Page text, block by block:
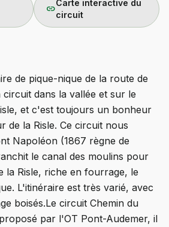
link
Carte interactive du
circuit
de pique-nique de la route de
dans la vallée et sur le
et c'est toujours un bonheur
de la Risle. Ce circuit nous
Napoléon (1867 règne de
le canal des moulins pour
la Risle, riche en fourrage, le
L'itinéraire est très varié, avec
boisés.Le circuit Chemin du
par l'OT Pont-Audemer, il